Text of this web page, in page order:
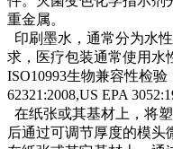
重金属。
印刷墨水，通常分为水
求，医疗包装通常使用水
ISO10993生物兼容性检
62321:2008,US EPA
在纸张或其基材上，将
后通过可调节厚度的模头